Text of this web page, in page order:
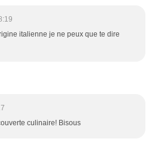
italienne je ne peux que te dire
culinaire! Bisous